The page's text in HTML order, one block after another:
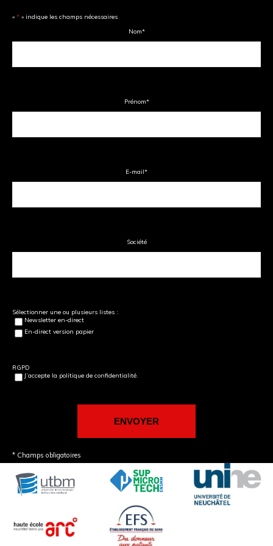
« * » indique les champs nécessaires
Nom*
Prénom*
E-mail*
Société
Sélectionner une ou plusieurs listes :
Newsletter en-direct
En-direct version papier
RGPD
J’accepte la politique de confidentialité.
* Champs obligatoires